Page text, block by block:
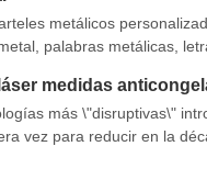
metálicos
palabras metálicas,
medidas
más \"disruptivas\"
vez para reducir en la